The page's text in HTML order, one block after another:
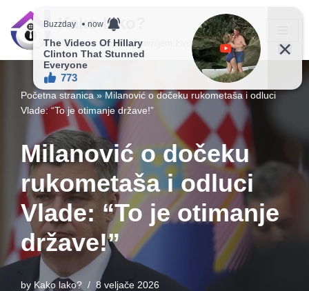
Skip
Kako lako?
Vaš vodič ka jednostavnijem životu!
Početna stranica» Milanović o dočeku rukometaša i odluci
Vlade: “To je otimanje države!”
Milanović o dočeku
rukometaša i odluci
Vlade: “To je otimanje
države!”
by Kako lako? 8 veljače 2026